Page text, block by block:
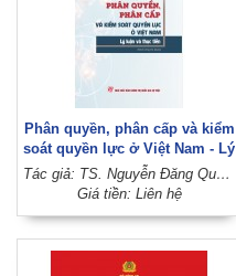
Phân quyền, phân cấp và kiểm
soát quyền lực ở Việt Nam - Lý
luận và thực tiễn (Sách chuyên
khảo)
Tác giả: TS. Nguyễn Đăng Quế, TS. Lý Thị Huệ, TS. Đoàn Văn Dũng (Đồng chủ biên)
Giá tiền: Liên hệ